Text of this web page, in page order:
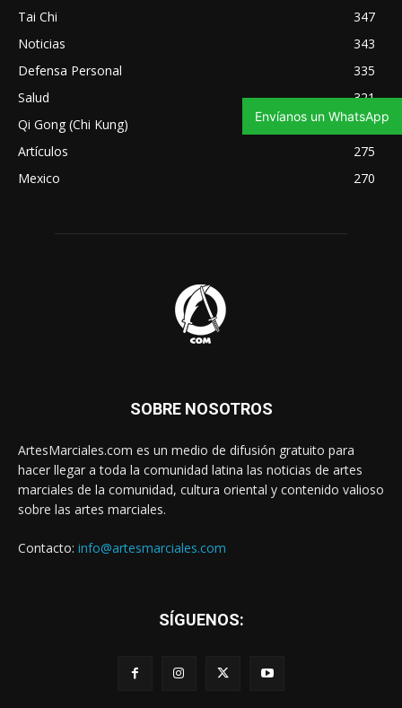
Tai Chi
347
Noticias
343
Defensa Personal
335
Salud
321
Qi Gong (Chi Kung)
295
Artículos
275
Mexico
270
SOBRE NOSOTROS
ArtesMarciales.com es un medio de difusión gratuito para
hacer llegar a toda la comunidad latina las noticias de artes
marciales de la comunidad, cultura oriental y contenido valioso
sobre las artes marciales.
Contacto: info@artesmarciales.com
SÍGUENOS:
Envíanos un WhatsApp